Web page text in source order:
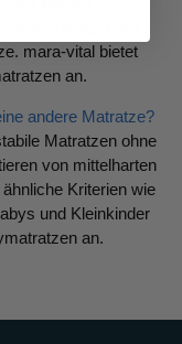
Zwei
mara-vital bietet
an.
andere Matratze?
Matratzen ohne
von mittelharten
Kriterien wie
und Kleinkinder
an.